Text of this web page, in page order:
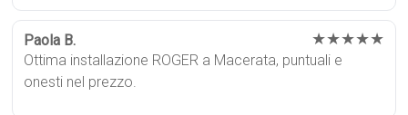
Paola B. ★★★★★
Ottima installazione ROGER a Macerata, puntuali e
onesti nel prezzo.